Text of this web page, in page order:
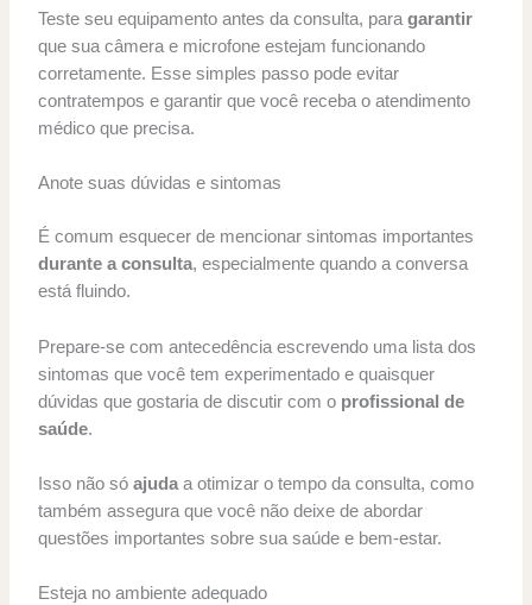
Teste seu equipamento antes da consulta, para garantir
que sua câmera e microfone estejam funcionando
corretamente. Esse simples passo pode evitar
contratempos e garantir que você receba o atendimento
médico que precisa.
Anote suas dúvidas e sintomas
É comum esquecer de mencionar sintomas importantes
durante a consulta, especialmente quando a conversa
está fluindo.
Prepare-se com antecedência escrevendo uma lista dos
sintomas que você tem experimentado e quaisquer
dúvidas que gostaria de discutir com o profissional de
saúde.
Isso não só ajudaa otimizar o tempo da consulta, como
também assegura que você não deixe de abordar
questões importantes sobre sua saúde e bem-estar.
Esteja no ambiente adequado